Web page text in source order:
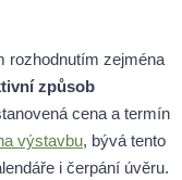
rozhodnutím zejména
způsob
cena a termín
výstavbu, bývá tento
i čerpání úvěru.